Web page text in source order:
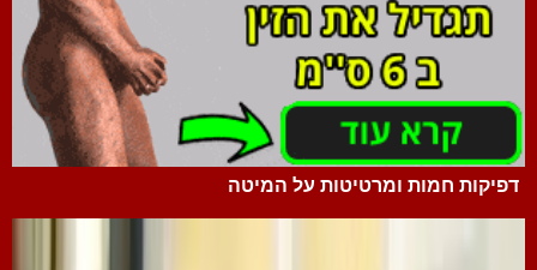
דפיקות חמות ומרטיטות על המיטה